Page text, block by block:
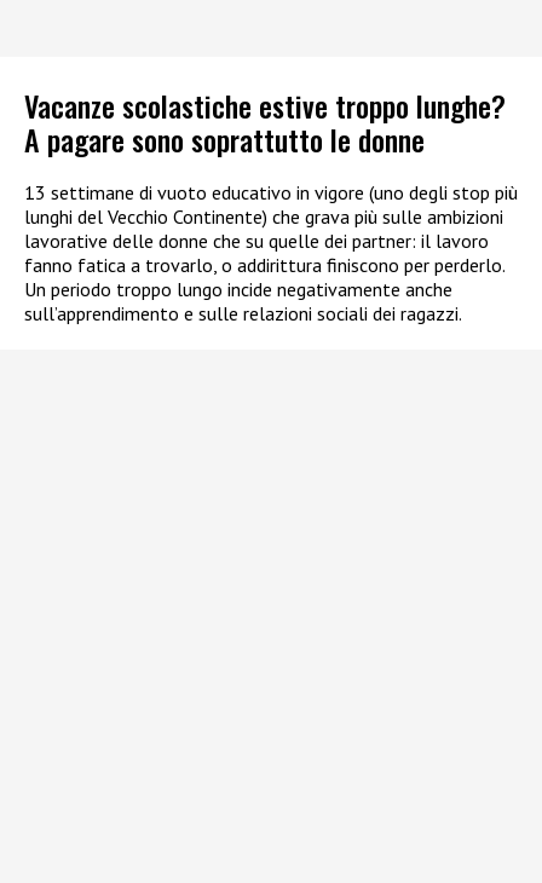
Vacanze scolastiche estive troppo lunghe?
A pagare sono soprattutto le donne
13 settimane di vuoto educativo in vigore (uno degli stop più
lunghi del Vecchio Continente) che grava più sulle ambizioni
lavorative delle donne che su quelle dei partner: il lavoro
fanno fatica a trovarlo, o addirittura finiscono per perderlo.
Un periodo troppo lungo incide negativamente anche
sull’apprendimento e sulle relazioni sociali dei ragazzi.